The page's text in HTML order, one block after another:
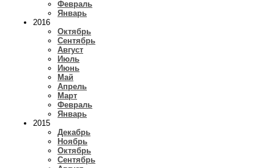
Февраль
Январь
2016
Октябрь
Сентябрь
Август
Июль
Июнь
Май
Апрель
Март
Февраль
Январь
2015
Декабрь
Ноябрь
Октябрь
Сентябрь